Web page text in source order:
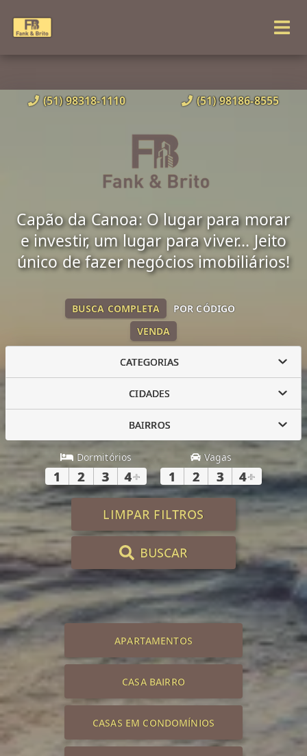
(51) 98318-1110 (51) 98186-8555
Capão da Canoa: O lugar para morar
e investir, um lugar para viver... Jeito
único de fazer negócios imobiliários!
VENDA
BUSCA COMPLETA POR CÓDIGO
CATEGORIAS
CIDADES
BAIRROS
Dormitórios
1 2 3 4+
Vagas
1 2 3 4+
LIMPAR FILTROS
BUSCAR
APARTAMENTOS
CASA BAIRRO
CASAS EM CONDOMÍNIOS